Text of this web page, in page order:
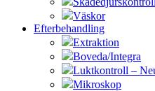
Väskor
Efterbehandling
Extraktion
Boveda/Integra
Luktkontroll –
Mikroskop